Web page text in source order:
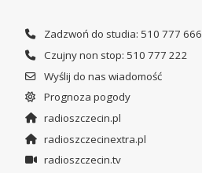
Zadzwoń do studia: 510 777 666
Czujny non stop: 510 777 222
Wyślij do nas wiadomość
Prognoza pogody
radioszczecin.pl
radioszczecinextra.pl
radioszczecin.tv